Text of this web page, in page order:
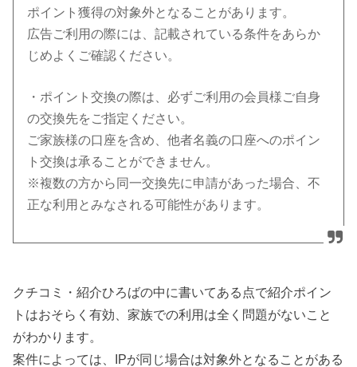
ポイント獲得の対象外となることがあります。
広告ご利用の際には、記載されている条件をあらか
じめよくご確認ください。
・ポイント交換の際は、必ずご利用の会員様ご自身
の交換先をご指定ください。
ご家族様の口座を含め、他者名義の口座へのポイン
ト交換は承ることができません。
※複数の方から同一交換先に申請があった場合、不
正な利用とみなされる可能性があります。
クチコミ・紹介ひろばの中に書いてある点で紹介ポイン
トはおそらく有効、家族での利用は全く問題がないこと
がわかります。
案件によっては、IPが同じ場合は対象外となることがある